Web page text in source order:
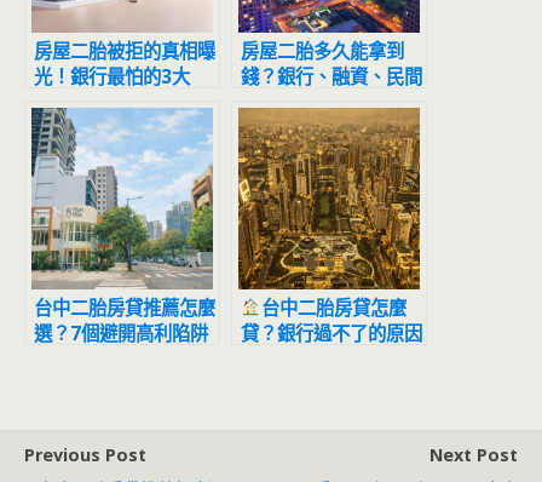
房屋二胎被拒的真相曝
光！銀行最怕的3大
「風險訊號」，90%
的人都踩過
房屋二胎多久能拿到
錢？銀行、融資、民間
差異一次看懂
台中二胎房貸推薦怎麼
選？7個避開高利陷阱
台中二胎房貸怎麼
貸？銀行過不了的原因
Previous Post
Next Post